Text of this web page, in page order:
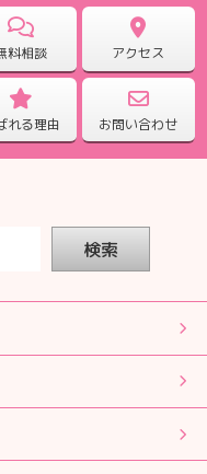
対応していただけま
心強かったです。
いただきありがとう
のない方の支えとな
料相談 アクセス
れる理由 お問い合わせ
検索